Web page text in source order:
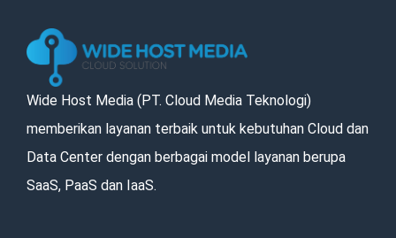
Wide Host Media (PT. Cloud Media Teknologi)
memberikan layanan terbaik untuk kebutuhan Cloud dan
Data Center dengan berbagai model layanan berupa
SaaS, PaaS dan IaaS.